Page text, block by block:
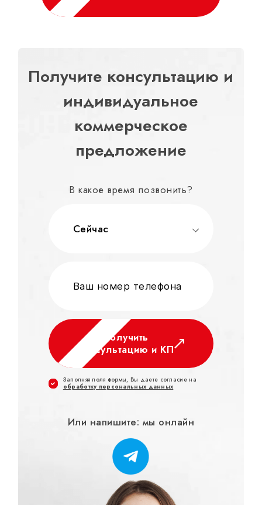
Получите консультацию и
индивидуальное
коммерческое
предложение
В какое время позвонить?
Сейчас
Получить
консультацию и КП
Заполняя поля формы, Вы даете согласие на
обработку персональных данных
Или напишите: мы онлайн